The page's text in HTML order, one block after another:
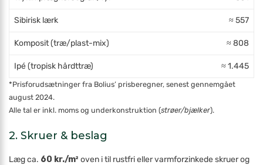
Sibirisk lærk ≈ 557
Komposit (træ/plast-mix) ≈ 808
Ipé (tropisk hårdttræ) ≈ 1.445
*Pris­forudsætninger fra Bolius’ prisberegner, senest gennemgået
august 2024.
Alle tal er inkl. moms og underkonstruktion (strøer/bjælker).
2. Skruer & beslag
Læg ca. 60 kr./m² oven i til rustfri eller varmforzinkede skruer og